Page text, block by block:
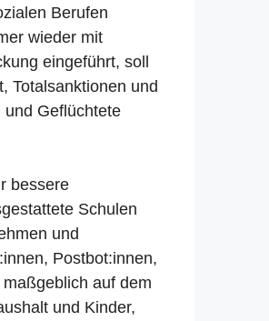
Berufen
wieder mit
eingeführt, soll
Totalsanktionen und
und Geflüchtete
bessere
Schulen
und
Postbot:innen,
auf dem
und Kinder,